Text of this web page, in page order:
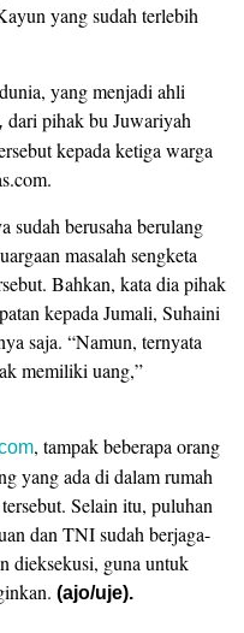
yang sudah terlebih
yang menjadi ahli
dari pihak bu Juwariyah
kepada ketiga warga
sudah berusaha berulang
masalah sengketa
Bahkan, kata dia pihak
kepada Jumali, Suhaini
saja. “Namun, ternyata
memiliki uang,”
, tampak beberapa orang
yang ada di dalam rumah
Selain itu, puluhan
dan TNI sudah berjaga-
dieksekusi, guna untuk
(ajo/uje).